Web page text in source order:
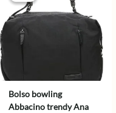
Bolso bowling
Abbacino trendy Ana